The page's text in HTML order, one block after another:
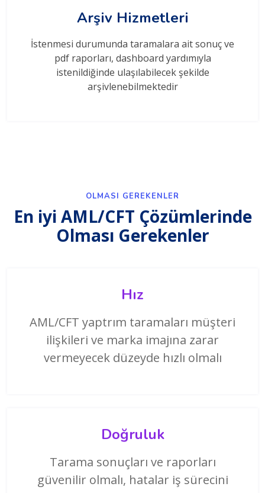
Arşiv Hizmetleri
İstenmesi durumunda taramalara ait sonuç ve
pdf raporları, dashboard yardımıyla
istenildiğinde ulaşılabilecek şekilde
arşivlenebilmektedir
OLMASI GEREKENLER
En iyi AML/CFT Çözümlerinde
Olması Gerekenler
Hız
AML/CFT yaptrım taramaları müşteri
ilişkileri ve marka imajına zarar
vermeyecek düzeyde hızlı olmalı
Doğruluk
Tarama sonuçları ve raporları
güvenilir olmalı, hatalar iş sürecini